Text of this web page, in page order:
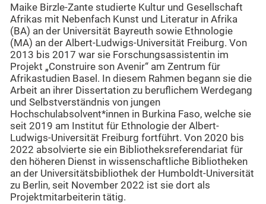
Maike Birzle-Zante studierte Kultur und Gesellschaft
Afrikas mit Nebenfach Kunst und Literatur in Afrika
(BA) an der Universität Bayreuth sowie Ethnologie
(MA) an der Albert-Ludwigs-Universität Freiburg. Von
2013 bis 2017 war sie Forschungsassistentin im
Projekt „Construire son Avenir“ am Zentrum für
Afrikastudien Basel. In diesem Rahmen begann sie die
Arbeit an ihrer Dissertation zu beruflichem Werdegang
und Selbstverständnis von jungen
Hochschulabsolvent*innen in Burkina Faso, welche sie
seit 2019 am Institut für Ethnologie der Albert-
Ludwigs-Universität Freiburg fortführt. Von 2020 bis
2022 absolvierte sie ein Bibliotheksreferendariat für
den höheren Dienst in wissenschaftliche Bibliotheken
an der Universitätsbibliothek der Humboldt-Universität
zu Berlin, seit November 2022 ist sie dort als
Projektmitarbeiterin tätig.